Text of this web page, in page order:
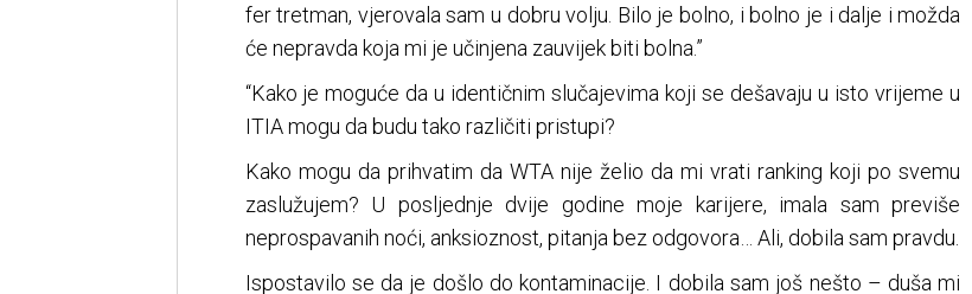
fer tretman, vjerovala sam u dobru volju. Bilo je bolno, i bolno je i dalje i možda
će nepravda koja mi je učinjena zauvijek biti bolna.”
“Kako je moguće da u identičnim slučajevima koji se dešavaju u isto vrijeme u
ITIA mogu da budu tako različiti pristupi?
Kako mogu da prihvatim da WTA nije želio da mi vrati ranking koji po svemu
zaslužujem? U posljednje dvije godine moje karijere, imala sam previše
neprospavanih noći, anksioznost, pitanja bez odgovora… Ali, dobila sam pravdu.
Ispostavilo se da je došlo do kontaminacije. I dobila sam još nešto – duša mi